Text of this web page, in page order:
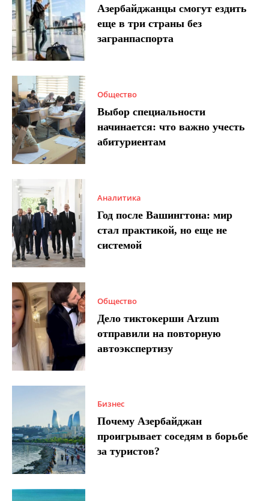
Азербайджанцы смогут ездить
еще в три страны без
загранпаспорта
Общество
Выбор специальности
начинается: что важно учесть
абитуриентам
Аналитика
Год после Вашингтона: мир
стал практикой, но еще не
системой
Общество
Дело тиктокерши Arzum
отправили на повторную
автоэкспертизу
Бизнес
Почему Азербайджан
проигрывает соседям в борьбе
за туристов?